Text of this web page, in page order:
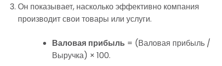
Он показывает, насколько эффективно компания
производит свои товары или услуги.
Валовая прибыль = (Валовая прибыль /
Выручка) × 100.